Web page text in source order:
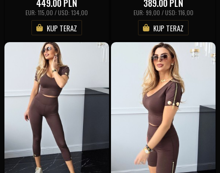
449.00PLN
EUR: 115,00 / USD: 134,00
KUP TERAZ
389.00PLN
EUR: 99,00 / USD: 116,00
KUP TERAZ